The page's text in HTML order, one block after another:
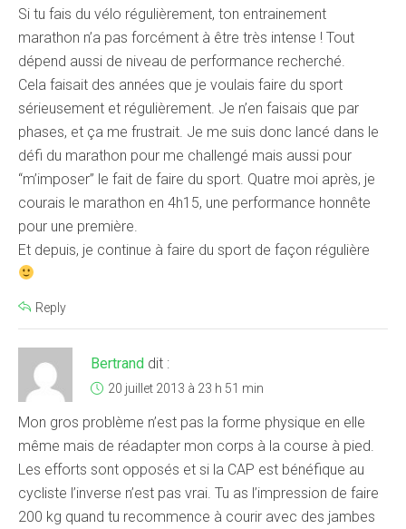
Si tu fais du vélo régulièrement, ton entrainement
marathon n’a pas forcément à être très intense ! Tout
dépend aussi de niveau de performance recherché.
Cela faisait des années que je voulais faire du sport
sérieusement et régulièrement. Je n’en faisais que par
phases, et ça me frustrait. Je me suis donc lancé dans le
défi du marathon pour me challengé mais aussi pour
“m’imposer” le fait de faire du sport. Quatre moi après, je
courais le marathon en 4h15, une performance honnête
pour une première.
Et depuis, je continue à faire du sport de façon régulière
Reply
Bertrand dit :
20 juillet 2013 à 23 h 51 min
Mon gros problème n’est pas la forme physique en elle
même mais de réadapter mon corps à la course à pied.
Les efforts sont opposés et si la CAP est bénéfique au
cycliste l’inverse n’est pas vrai. Tu as l’impression de faire
200 kg quand tu recommence à courir avec des jambes